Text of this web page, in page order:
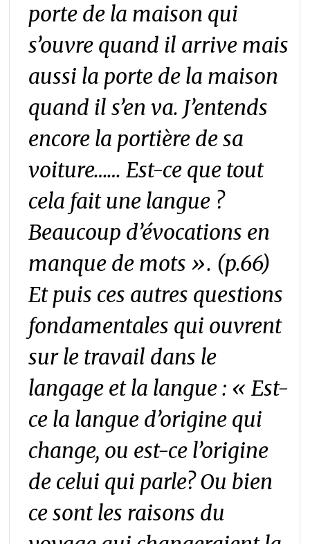
porte de la maison qui
s’ouvre quand il arrive mais
aussi la porte de la maison
quand il s’en va. J’entends
encore la portière de sa
voiture…… Est-ce que tout
cela fait une langue ?
Beaucoup d’évocations en
manque de mots ». (p.66)
Et puis ces autres questions
fondamentales qui ouvrent
sur le travail dans le
langage et la langue: « Est-
ce la langue d’origine qui
change, ou est-ce l’origine
de celui qui parle? Ou bien
ce sont les raisons du